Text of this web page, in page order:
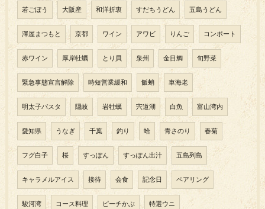
若ごぼう 大阪産 和洋折衷 すだちうどん 五島うどん
澤屋まつもと 京都 ワイン アワビ りんご コンポート
赤ワイン 厚岸牡蠣 とり貝 泉州 金目鯛 旬野菜
緊急事態宣言解除 時短営業緩和 飯蛸 車海老
明太子パスタ 隠岐 岩牡蠣 宍道湖 白魚 富山湾内
愛知県 うなぎ 千葉 釣り 蛤 青さのり 春菊
フグ白子 桜 すっぽん すっぽん出汁 五島列島
キャラメルアイス 接待 会食 記念日 ペアリング
駿河湾 コース料理 ピーチかぶ 特選ウニ